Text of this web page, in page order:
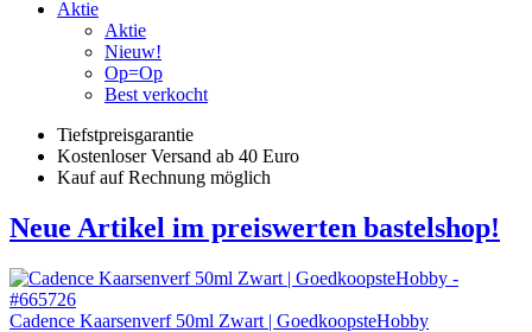
Aktie
Aktie
Nieuw!
Op=Op
Best verkocht
Tiefstpreisgarantie
Kostenloser Versand ab 40 Euro
Kauf auf Rechnung möglich
Neue Artikel im preiswerten bastelshop!
Cadence Kaarsenverf 50ml Zwart | GoedkoopsteHobby